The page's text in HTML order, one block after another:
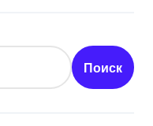
Поиск